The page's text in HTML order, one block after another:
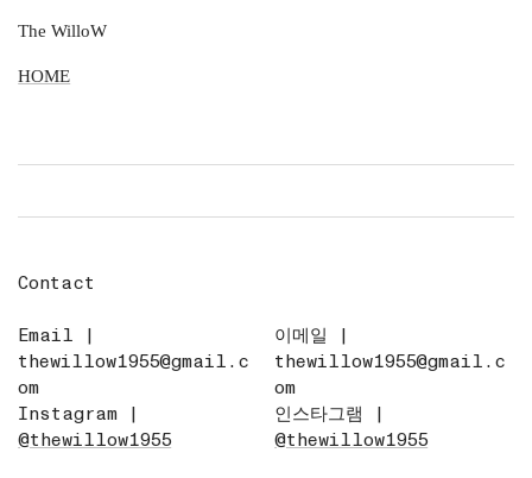
The WilloW
HOME
Contact
Email |
thewillow1955@gmail.c
om
Instagram |
@thewillow1955
이메일 |
thewillow1955@gmail.c
om
인스타그램 |
@thewillow1955